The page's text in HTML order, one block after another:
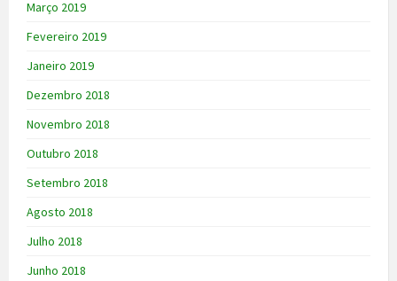
Março 2019
Fevereiro 2019
Janeiro 2019
Dezembro 2018
Novembro 2018
Outubro 2018
Setembro 2018
Agosto 2018
Julho 2018
Junho 2018